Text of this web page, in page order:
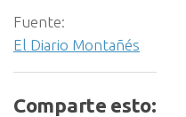
Fuente:
El Diario Montañés
Comparte esto: